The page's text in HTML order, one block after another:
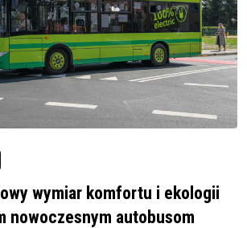
wymiar komfortu i ekologii
nowoczesnym autobusom